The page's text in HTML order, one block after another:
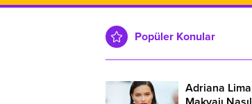
Popüler Konular
Adriana Lima